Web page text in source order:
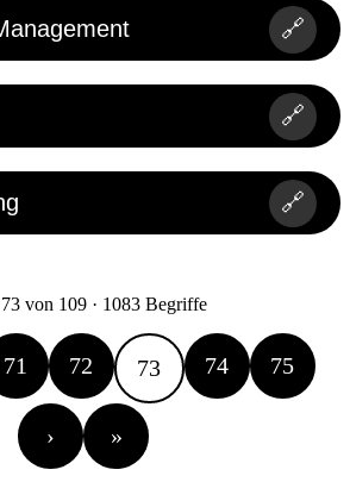
🔗
🔗
🔗
73 von 109 · 1083 Begriffe
71 72 73 74 75
› »